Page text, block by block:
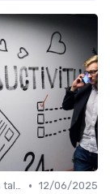
Gestion des talents IT • 12/06/2025